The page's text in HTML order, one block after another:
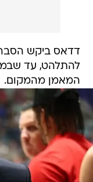
דדאס ביקש
להתלהט, עד
המאמן מהמקום.